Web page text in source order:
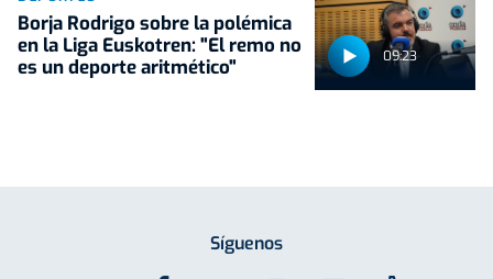
09:23
Borja Rodrigo sobre la polémica
en la Liga Euskotren: "El remo no
es un deporte aritmético"
Síguenos